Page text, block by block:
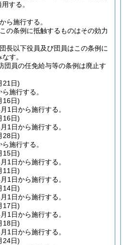
する。
ら施行する。
の条例に抵触するものはその効力
長以下役員及び団員はこの条例に
す。
団員の任免給与等の条例は廃止す
21日)
施行する。
16日)
1日から施行する。
16日)
1日から施行する。
28日)
施行する。
15日)
1日から施行する。
11日)
1日から施行する。
14日)
1日から施行する。
17日)
1日から施行する。
18日)
1日から施行する。
24日)